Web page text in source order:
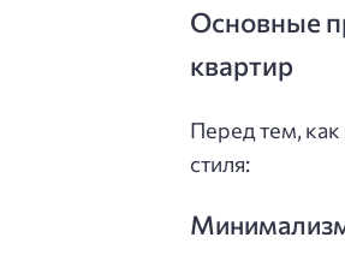
Основные
квартир
Перед тем,
стиля: